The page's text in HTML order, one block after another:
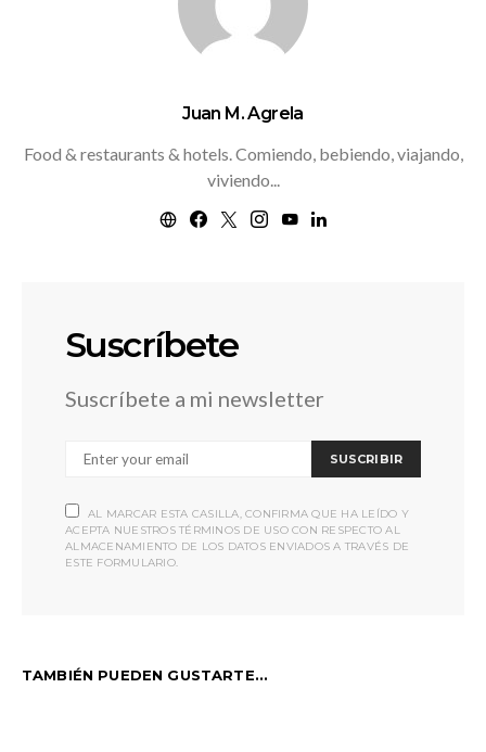
Juan M. Agrela
Food & restaurants & hotels. Comiendo, bebiendo, viajando,
viviendo...
Suscríbete
Suscríbete a mi newsletter
SUSCRIBIR
AL MARCAR ESTA CASILLA, CONFIRMA QUE HA LEÍDO Y
ACEPTA NUESTROS TÉRMINOS DE USO CON RESPECTO AL
ALMACENAMIENTO DE LOS DATOS ENVIADOS A TRAVÉS DE
ESTE FORMULARIO.
TAMBIÉN PUEDEN GUSTARTE...